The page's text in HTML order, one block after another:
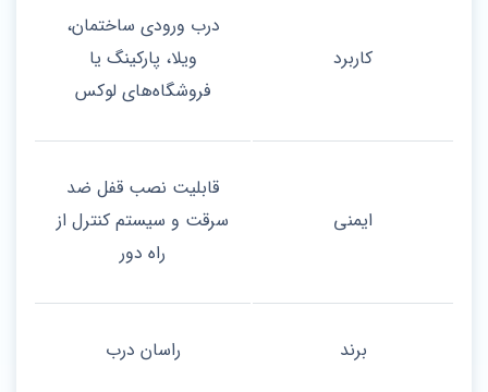
کاربرد
درب ورودی ساختمان،
ویلا، پارکینگ یا
فروشگاه‌های لوکس
ایمنی
قابلیت نصب قفل ضد
سرقت و سیستم کنترل از
راه دور
برند راسان درب